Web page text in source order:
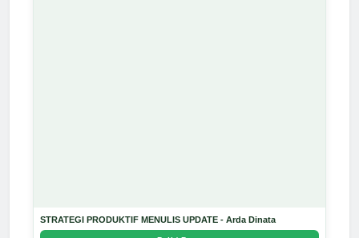
STRATEGI PRODUKTIF MENULIS UPDATE - Arda Dinata